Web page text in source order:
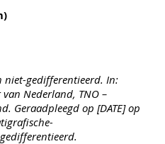
niet-gedifferentieerd. In:
Nederland, TNO –
Geraadpleegd op [DATE] op